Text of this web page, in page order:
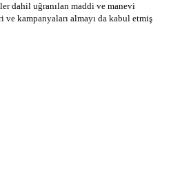
dahil uğranılan maddi ve manevi
kampanyaları almayı da kabul etmiş